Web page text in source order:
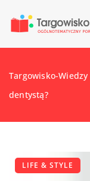
Targowisko-Wiedzy
dentystą?
LIFE & STYLE